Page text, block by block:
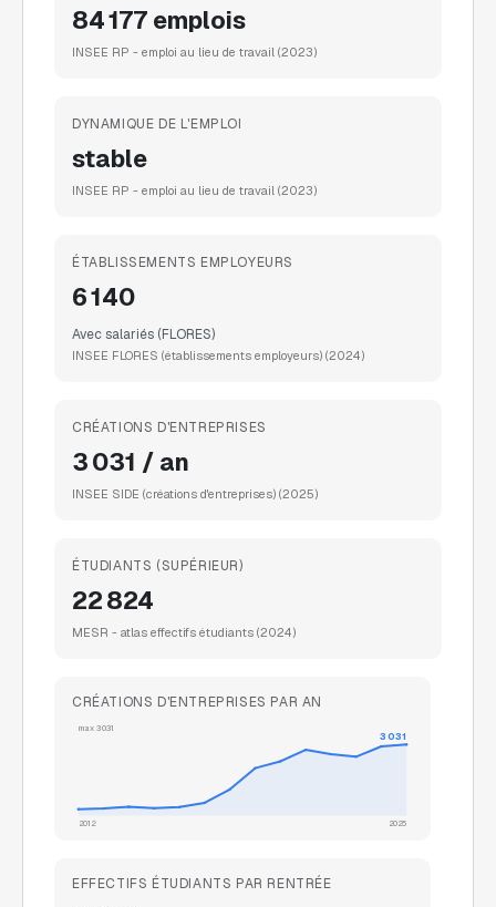
84 177 emplois
INSEE RP - emploi au lieu de travail (2023)
DYNAMIQUE DE L'EMPLOI
stable
INSEE RP - emploi au lieu de travail (2023)
ÉTABLISSEMENTS EMPLOYEURS
6 140
Avec salariés (FLORES)
INSEE FLORES (établissements employeurs) (2024)
CRÉATIONS D'ENTREPRISES
3 031 / an
INSEE SIDE (créations d'entreprises) (2025)
ÉTUDIANTS (SUPÉRIEUR)
22 824
MESR - atlas effectifs étudiants (2024)
CRÉATIONS D'ENTREPRISES PAR AN
max 3 031
2012 2025
3 031
EFFECTIFS ÉTUDIANTS PAR RENTRÉE